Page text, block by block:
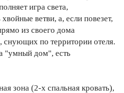
игра света,
ветви, а, если повезет,
из своего дома
по территории отеля.
"умный дом", есть
зона (2-х спальная кровать),